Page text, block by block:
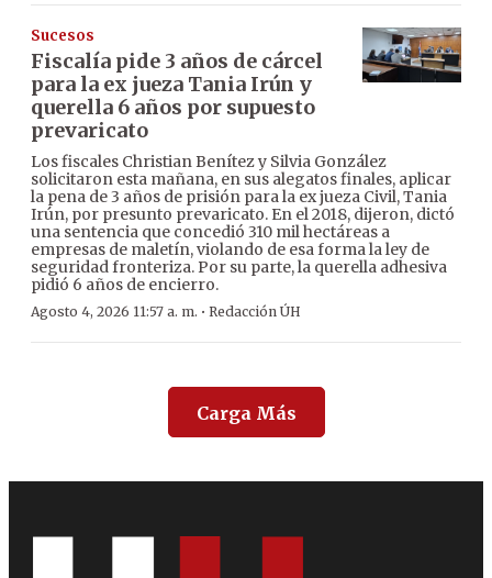
Sucesos
Fiscalía pide 3 años de cárcel
para la ex jueza Tania Irún y
querella 6 años por supuesto
prevaricato
Los fiscales Christian Benítez y Silvia González
solicitaron esta mañana, en sus alegatos finales, aplicar
la pena de 3 años de prisión para la ex jueza Civil, Tania
Irún, por presunto prevaricato. En el 2018, dijeron, dictó
una sentencia que concedió 310 mil hectáreas a
empresas de maletín, violando de esa forma la ley de
seguridad fronteriza. Por su parte, la querella adhesiva
pidió 6 años de encierro.
Agosto 4, 2026 11:57 a. m. · Redacción ÚH
Carga Más